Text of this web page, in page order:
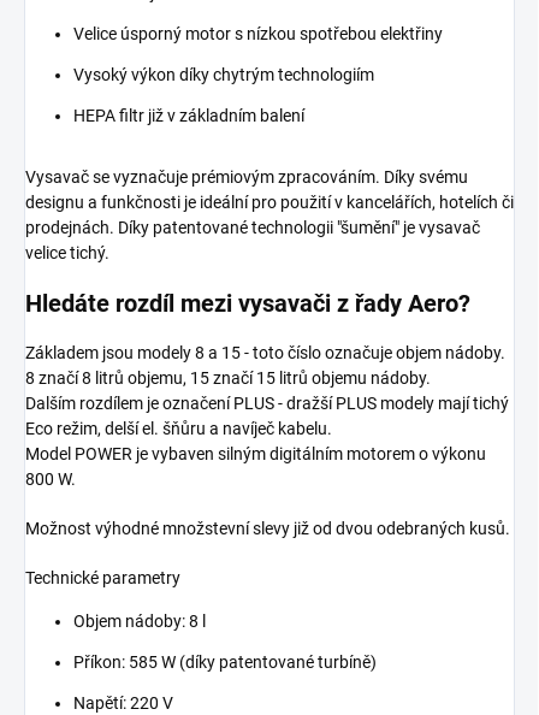
Velice úsporný motor s nízkou spotřebou elektřiny
Vysoký výkon díky chytrým technologiím
HEPA filtr již v základním balení
Vysavač se vyznačuje prémiovým zpracováním. Díky svému
designu a funkčnosti je ideální pro použití v kancelářích, hotelích či
prodejnách. Díky patentované technologii "šumění" je vysavač
velice tichý.
Hledáte rozdíl mezi vysavači z řady Aero?
Základem jsou modely 8 a 15 - toto číslo označuje objem nádoby.
8 značí 8 litrů objemu, 15 značí 15 litrů objemu nádoby.
Dalším rozdílem je označení PLUS - dražší PLUS modely mají tichý
Eco režim, delší el. šňůru a navíječ kabelu.
Model POWER je vybaven silným digitálním motorem o výkonu
800 W.
Možnost výhodné množstevní slevy již od dvou odebraných kusů.
Technické parametry
Objem nádoby: 8 l
Příkon: 585 W (díky patentované turbíně)
Napětí: 220 V